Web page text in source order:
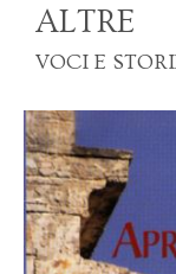
ALTRE
VOCI E